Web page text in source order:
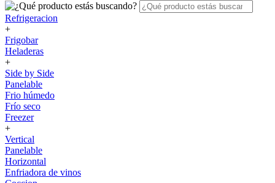
Refrigeracion
+
Frigobar
Heladeras
+
Side by Side
Panelable
Frio húmedo
Frío seco
Freezer
+
Vertical
Panelable
Horizontal
Enfriadora de vinos